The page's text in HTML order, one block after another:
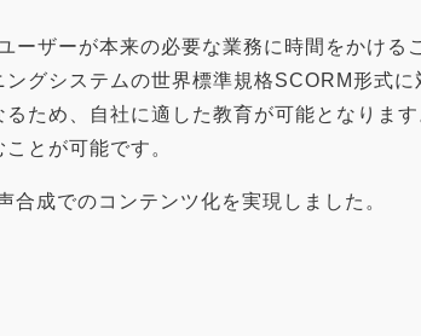
ザーが本来の必要な業務に時間をかける
グシステムの世界標準規格SCORM形式
ため、自社に適した教育が可能となりま
とが可能です。
成でのコンテンツ化を実現しました。